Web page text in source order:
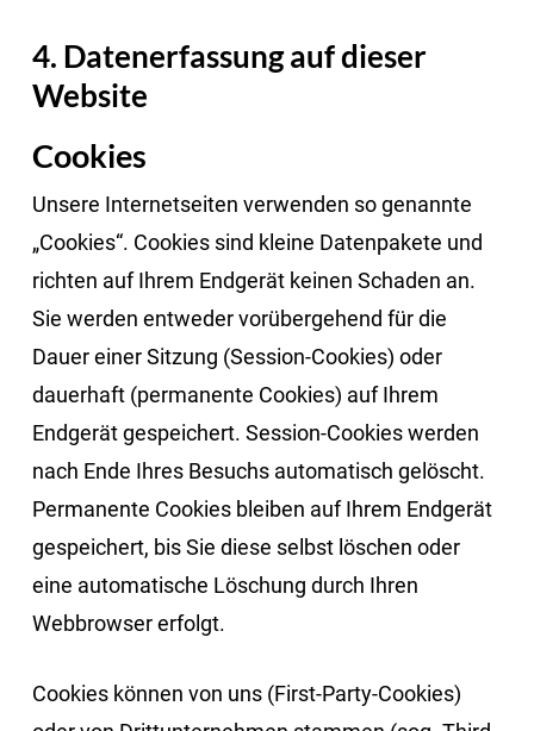
4. Datenerfassung auf dieser
Website
Cookies
Unsere Internetseiten verwenden so genannte
„Cookies“. Cookies sind kleine Datenpakete und
richten auf Ihrem Endgerät keinen Schaden an.
Sie werden entweder vorübergehend für die
Dauer einer Sitzung (Session-Cookies) oder
dauerhaft (permanente Cookies) auf Ihrem
Endgerät gespeichert. Session-Cookies werden
nach Ende Ihres Besuchs automatisch gelöscht.
Permanente Cookies bleiben auf Ihrem Endgerät
gespeichert, bis Sie diese selbst löschen oder
eine automatische Löschung durch Ihren
Webbrowser erfolgt.
Cookies können von uns (First-Party-Cookies)